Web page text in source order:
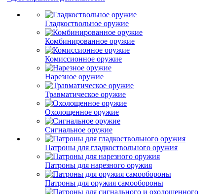
Гладкоствольное оружие
Комбинированное оружие
Комиссионное оружие
Нарезное оружие
Травматическое оружие
Охолощенное оружие
Сигнальное оружие
Патроны для гладкоствольного оружия
Патроны для нарезного оружия
Патроны для оружия самообороны